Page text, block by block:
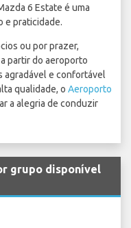
6 Estate é uma
e praticidade.
ou por prazer,
partir do aeroporto
agradável e confortável
qualidade, o Aeroporto
a alegria de conduzir
grupo disponível